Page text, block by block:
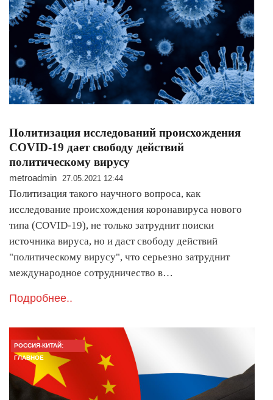
Политизация исследований происхождения
COVID-19 дает свободу действий
политическому вирусу
metroadmin 27.05.2021 12:44
Политизация такого научного вопроса, как
исследование происхождения коронавируса нового
типа (COVID-19), не только затруднит поиски
источника вируса, но и даст свободу действий
"политическому вирусу", что серьезно затруднит
международное сотрудничество в…
Подробнее..
РОССИЯ-КИТАЙ:
ГЛАВНОЕ